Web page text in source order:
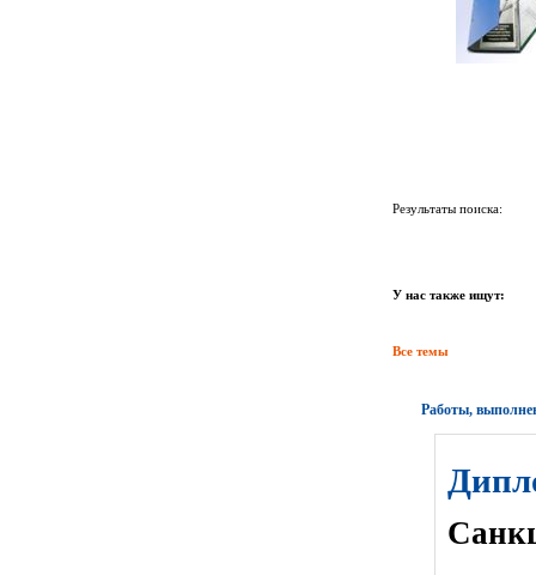
Результаты поиска:
У нас также ищут:
Все темы
Работы,